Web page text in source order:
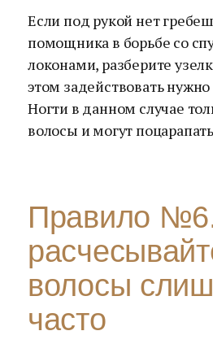
Если под рукой нет
помощника в борьбе со
локонами, разберите
этом задействовать
Ногти в данном случае
волосы и могут
Правило
волосы
часто